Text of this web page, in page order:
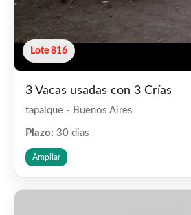
Lote 816
3 Vacas usadas con 3 Crías
tapalque - Buenos Aires
Plazo: 30 dias
Ampliar